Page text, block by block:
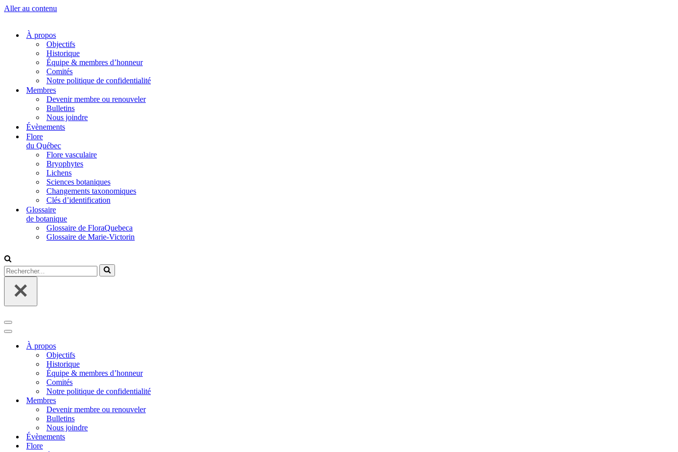
Aller au contenu
À propos
Objectifs
Historique
Équipe & membres d’honneur
Comités
Notre politique de confidentialité
Membres
Devenir membre ou renouveler
Bulletins
Nous joindre
Évènements
Flore
du Québec
Flore vasculaire
Bryophytes
Lichens
Sciences botaniques
Changements taxonomiques
Clés d’identification
Glossaire
de botanique
Glossaire de FloraQuebeca
Glossaire de Marie-Victorin
Rechercher...
Menu
de
navigation
Menu
navigationÀ propos
Objectifs
Historique
Équipe & membres d’honneur
Comités
Notre politique de confidentialité
Membres
Devenir membre ou renouveler
Bulletins
Nous joindre
Évènements
Flore